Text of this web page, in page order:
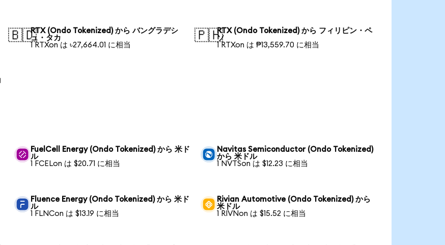
🇧🇩RTX (Ondo Tokenized) から バングラデシ
ュ・タカ
1 RTXon は ৳27,664.01 に相当
🇵🇭RTX (Ondo Tokenized) から フィリピン・ペ
ソ
1 RTXon は ₱13,559.70 に相当
FuelCell Energy (Ondo Tokenized) から 米ド
ル
1 FCELon は $20.71 に相当
Navitas Semiconductor (Ondo Tokenized)
から 米ドル
1 NVTSon は $12.23 に相当
Fluence Energy (Ondo Tokenized) から 米ド
ル
1 FLNCon は $13.19 に相当
Rivian Automotive (Ondo Tokenized) から
米ドル
1 RIVNon は $15.52 に相当